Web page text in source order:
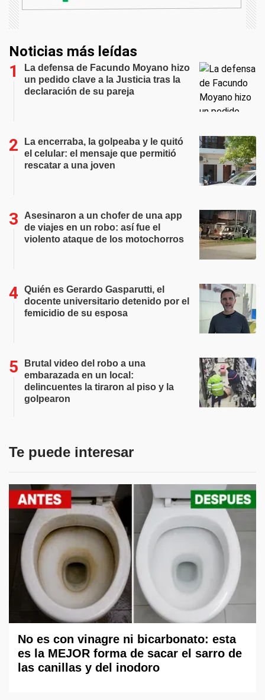
Noticias más leídas
La defensa de Facundo Moyano hizo
un pedido clave a la Justicia tras la
declaración de su pareja
La encerraba, la golpeaba y le quitó
el celular: el mensaje que permitió
rescatar a una joven
Asesinaron a un chofer de una app
de viajes en un robo: así fue el
violento ataque de los motochorros
Quién es Gerardo Gasparutti, el
docente universitario detenido por el
femicidio de su esposa
Brutal video del robo a una
embarazada en un local:
delincuentes la tiraron al piso y la
golpearon
Te puede interesar
No es con vinagre ni bicarbonato: esta
es la MEJOR forma de sacar el sarro de
las canillas y del inodoro